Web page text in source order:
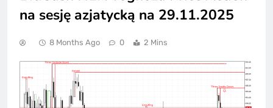
na sesję azjatycką na 29.11.2025
8 Months Ago 0 2 Mins